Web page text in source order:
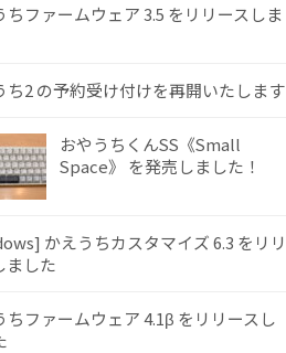
ちファームウェア 3.5 をリリースしま
ち2 の予約受け付けを再開いたします
おやうちくんSS《Small
Space》 を発売しました！
かえうちカスタマイズ 6.3 をリリ
ました
ちファームウェア 4.1β をリリースし